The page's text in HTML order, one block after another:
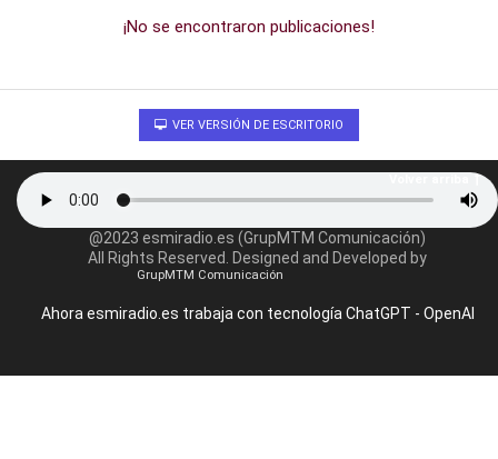
¡No se encontraron publicaciones!
VER VERSIÓN DE ESCRITORIO
@2023 esmiradio.es (GrupMTM Comunicación)
All Rights Reserved. Designed and Developed by
GrupMTM Comunicación
Ahora esmiradio.es trabaja con tecnología ChatGPT - OpenAI